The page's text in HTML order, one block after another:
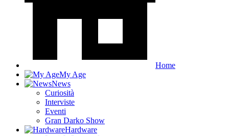
Home
My Age
News
Curiosità
Interviste
Eventi
Gran Darko Show
Hardware